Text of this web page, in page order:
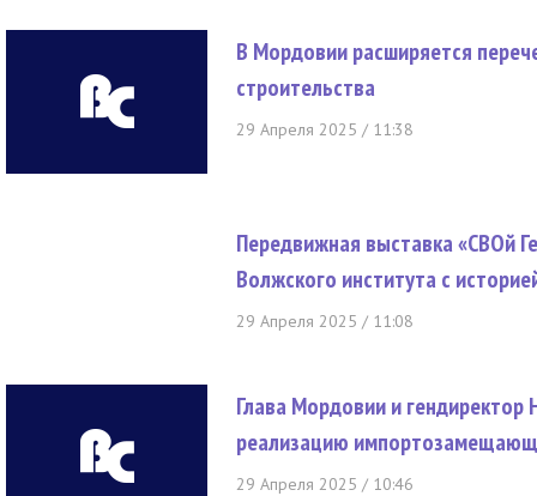
В Мордовии расширяется
строительства
29 Апреля 2025 / 11:38
Передвижная выставка «СВОй
Волжского института с
29 Апреля 2025 / 11:08
Глава Мордовии и
реализацию
29 Апреля 2025 / 10:46